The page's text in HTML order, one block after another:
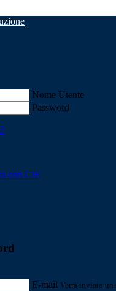
Nome Utente
Password
con CIE
E-mail Verrà inviato un